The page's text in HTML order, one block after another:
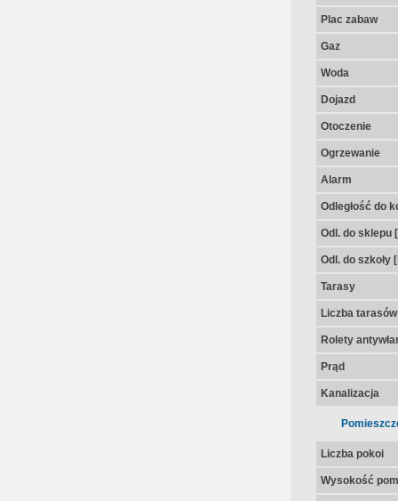
Plac zabaw
Gaz
Woda
Dojazd
Otoczenie
Ogrzewanie
Alarm
Odległość do
Odl. do sklepu
Odl. do szkoły
Tarasy
Liczba tarasów
Rolety
Prąd
Kanalizacja
Liczba pokoi
Wysokość